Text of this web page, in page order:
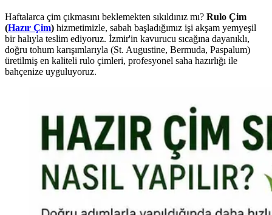
Haftalarca çim çıkmasını beklemekten sıkıldınız mı? Rulo Çim
(Hazır Çim) hizmetimizle, sabah başladığımız işi akşam yemyeşil
bir halıyla teslim ediyoruz. İzmir'in kavurucu sıcağına dayanıklı,
doğru tohum karışımlarıyla (St. Augustine, Bermuda, Paspalum)
üretilmiş en kaliteli rulo çimleri, profesyonel saha hazırlığı ile
bahçenize uyguluyoruz.